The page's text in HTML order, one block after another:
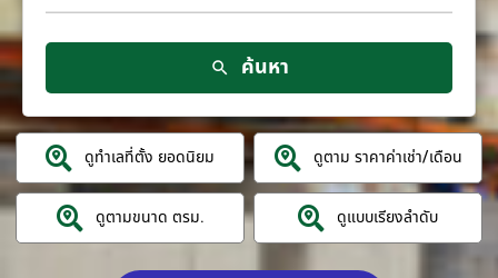
ค้นหา
ดูทำเลที่ตั้ง ยอดนิยม ดูตาม ราคาค่าเช่า/เดือน
ดูตามขนาด ตรม. ดูแบบเรียงลำดับ